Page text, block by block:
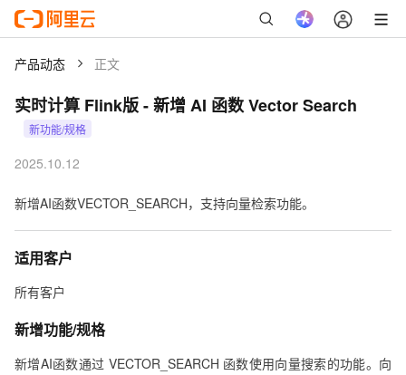
产品动态 正文
实时计算 Flink版-新增 AI 函数 Vector Search
新功能/规格
2025.10.12
新增AI函数VECTOR_SEARCH，支持向量检索功能。
适用客户
所有客户
新增功能/规格
新增AI函数通过 VECTOR_SEARCH 函数使用向量搜索的功能。向